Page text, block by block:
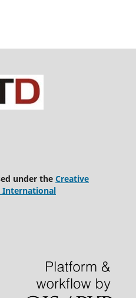
under the Creative
International